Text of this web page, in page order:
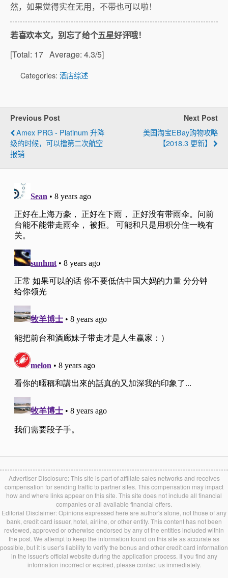
然，如果觉得实在无用，不带也可以啦！
若喜欢本文，别忘了给个五星好评哦！
[Total: 17 Average: 4.3/5]
Categories: 酒店综述
Previous Post
Amex PRG - Platinum 升降
级的时候，可以撸第二次航空
报销
Next Post
美国淘宝eBay购物攻略
【2018.3 更新】
Advertiser Disclosure: This site is part of affiliate sales networks and receives
compensation for sending traffic to partner sites. This compensation may impact
how and where links appear on this site. This site does not include all financial
companies or all available financial offers.
Editorial Disclaimer: Opinions expressed here are author's alone, not those of any
bank, credit card issuer, hotel, airline, or other entity. This content has not been
reviewed, approved or otherwise endorsed by any of the entities included within
the post. We attempt to keep the information found on this site as accurate as
possible, but it is user’s liability to verify the bonus and other credit card information
in the issuer's official website during the application process. If you find any
information incorrect or expired, please contact us immediately.